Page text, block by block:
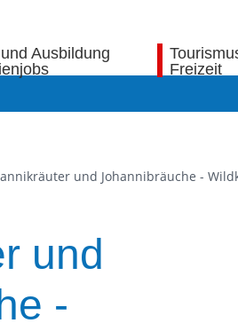
Ausbildung
Freizeit
und Johannibräuche -
und
-